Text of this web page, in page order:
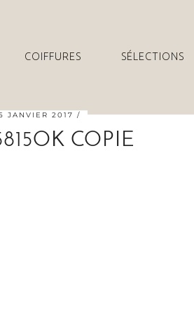
COIFFURES SÉLECTIONS
JANVIER 2017
COPIE